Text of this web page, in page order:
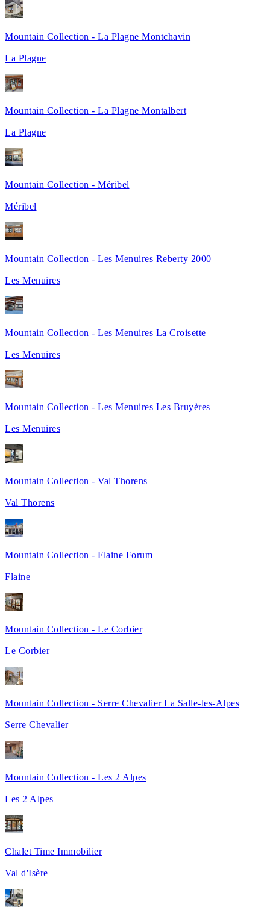
Mountain Collection - La Plagne Montchavin
La Plagne
Mountain Collection - La Plagne Montalbert
La Plagne
Mountain Collection - Méribel
Méribel
Mountain Collection - Les Menuires Reberty 2000
Les Menuires
Mountain Collection - Les Menuires La Croisette
Les Menuires
Mountain Collection - Les Menuires Les Bruyères
Les Menuires
Mountain Collection - Val Thorens
Val Thorens
Mountain Collection - Flaine Forum
Flaine
Mountain Collection - Le Corbier
Le Corbier
Mountain Collection - Serre Chevalier La Salle-les-Alpes
Serre Chevalier
Mountain Collection - Les 2 Alpes
Les 2 Alpes
Chalet Time Immobilier
Val d'Isère